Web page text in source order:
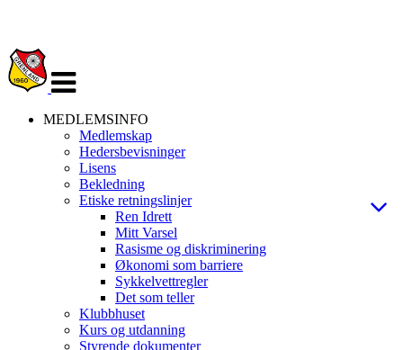
navigasjon
MEDLEMSINFO
Medlemskap
Hedersbevisninger
Lisens
Bekledning
Etiske retningslinjer
Ren Idrett
Mitt Varsel
Rasisme og diskriminering
Økonomi som barriere
Sykkelvettregler
Det som teller
Klubbhuset
Kurs og utdanning
Styrende dokumenter